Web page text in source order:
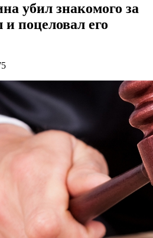
убил знакомого за
и поцеловал его